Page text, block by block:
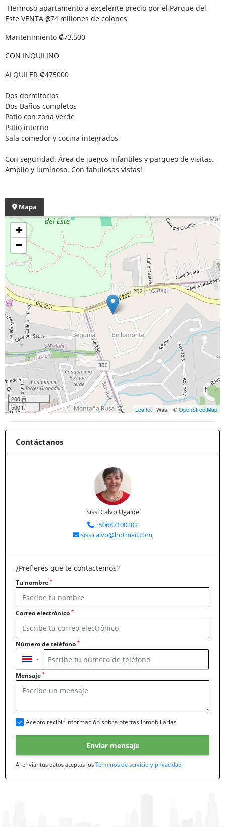
Hermoso apartamento a excelente precio por el Parque del
Este VENTA ₡74 millones de colones
Mantenimiento ₡73,500
CON INQUILINO
ALQUILER ₡475000
Dos dormitorios
Dos Baños completos
Patio con zona verde
Patio interno
Sala comedor y cocina integrados
Con seguridad. Área de juegos infantiles y parqueo de visitas.
Amplio y luminoso. Con fabulosas vistas!
Mapa
+
−
200 m
500 ft
Leaflet | Wasi - ©OpenStreetMap
Contáctanos
Sissi Calvo Ugalde
+50687100202
sissicalvo@hotmail.com
¿Prefieres que te contactemos?
Tu nombre *
Correo electrónico *
Número de teléfono *
▼
Mensaje *
Acepto recibir información sobre ofertas inmobiliarias
Enviar mensaje
Al enviar tus datos aceptas los Términos de servicio y privacidad